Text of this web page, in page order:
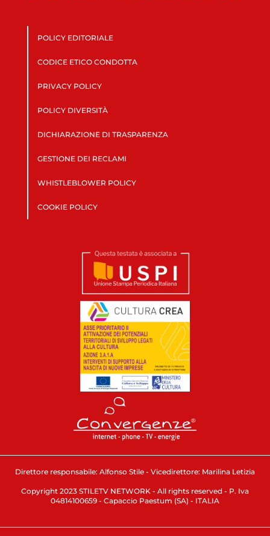
POLICY EDITORIALE
CODICE ETICO CONDOTTA
PRIVACY POLICY
POLICY DIVERSITÀ
DICHIARAZIONE DI TRASPARENZA
GESTIONE DEI RECLAMI
WHISTLEBLOWER POLICY
COOKIE POLICY
Direttore responsabile: Alfonso Stile - Vicedirettore: Marilina Letizia
Copyright 2023 STILETV NETWORK - All rights reserved - P. Iva
04814100659 - Capaccio Paestum (SA) - ITALIA